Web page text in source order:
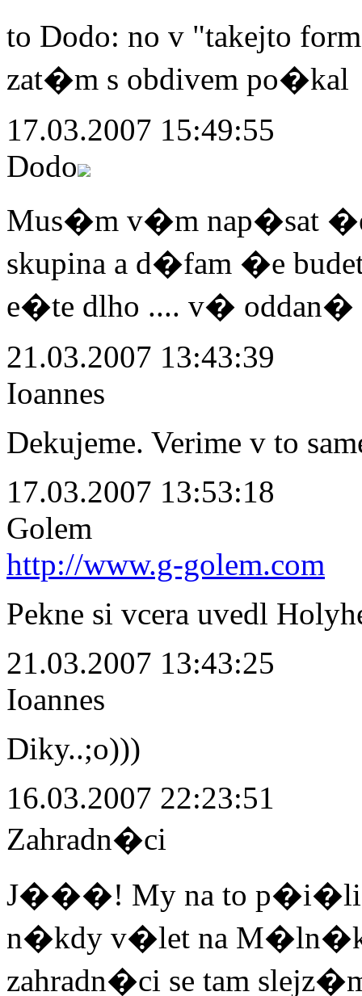
to Dodo: no v "takejto
zat�m s obdivem po�kal
17.03.2007 15:49:55
Dodo
Mus�m v�m nap�sat
skupina a d�fam �e
e�te dlho .... v� oddan�
21.03.2007 13:43:39
Ioannes
Dekujeme. Verime v to
17.03.2007 13:53:18
Golem
http://www.g-golem.com
Pekne si vcera uvedl
21.03.2007 13:43:25
Ioannes
Diky..;o)))
16.03.2007 22:23:51
Zahradn�ci
J���! My na to
n�kdy v�let na M�ln�k
zahradn�ci se tam